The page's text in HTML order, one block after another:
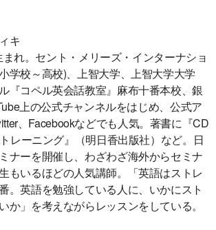
キ
れ。セント・メリーズ・インターナショ
学校～高校)、上智大学、上智大学大学
『コペル英会話教室』麻布十番本校、銀
上の公式チャンネルをはじめ、公式ア
、Facebookなどでも人気。著書に『CD
レーニング』（明日香出版社）など。日
ナーを開催し、わざわざ海外からセミナ
もいるほどの人気講師。「英語はストレ
。英語を勉強している人に、いかにスト
か」を考えながらレッスンをしている。